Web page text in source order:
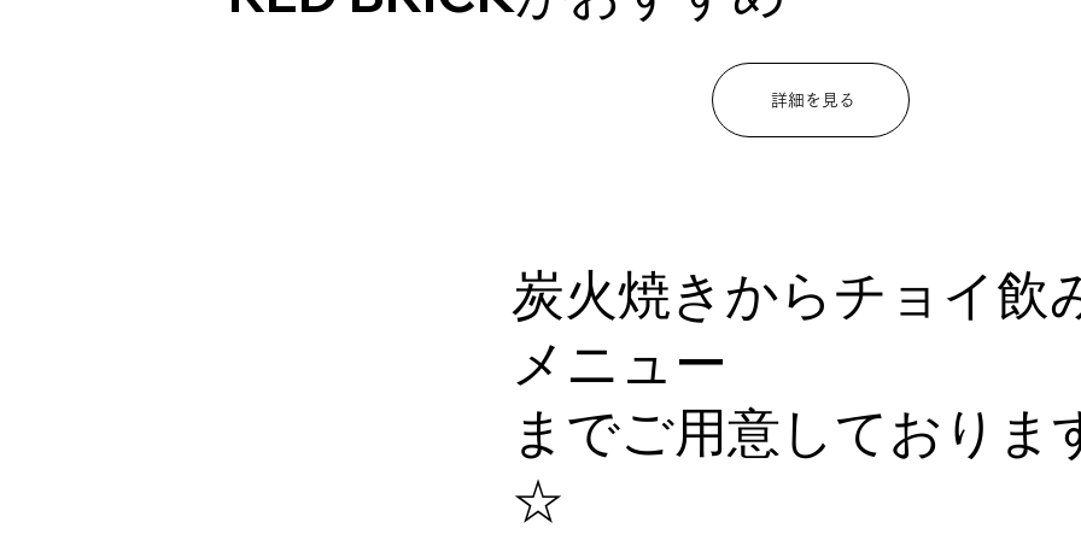
詳細を見る
炭火焼きからチョイ飲
メニュー
までご用意しておりま
☆